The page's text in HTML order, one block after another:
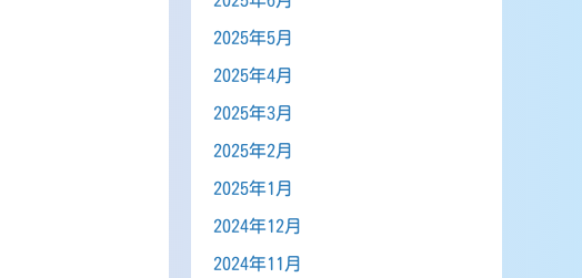
2025年5月
2025年4月
2025年3月
2025年2月
2025年1月
2024年12月
2024年11月